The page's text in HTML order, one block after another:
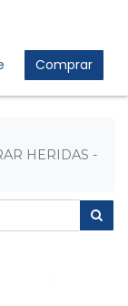
Comprar
HERIDAS -